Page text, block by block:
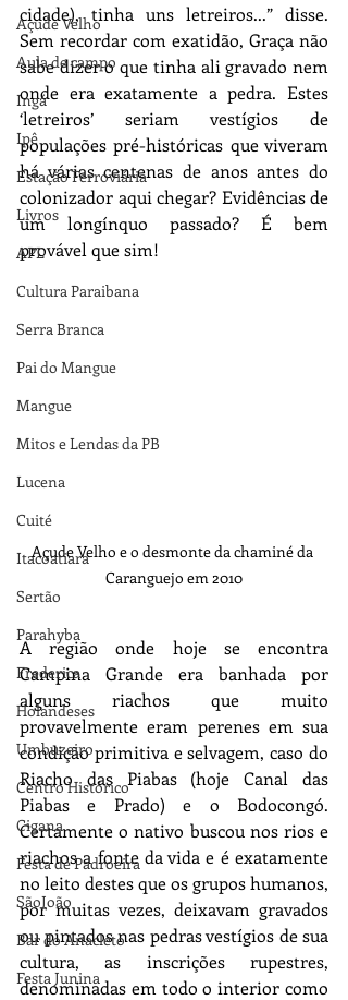
Açude Velho
Aula de campo
Ingá
Ipê
Estação Ferroviária
Livros
APL
Cultura Paraibana
Serra Branca
Pai do Mangue
Mangue
Mitos e Lendas da PB
Lucena
Cuité
Itacoatiara
Sertão
Parahyba
Frederica
Holandeses
Umbuzeiro
Centro Histórico
Cigana
Festa de Padroeira
SãoJoão
Bar do Anacleto
Festa Junina
cidade), tinha uns letreiros...” disse.
Sem recordar com exatidão, Graça não
sabe dizer o que tinha ali gravado nem
onde era exatamente a pedra. Estes
‘letreiros’ seriam vestígios de
populações pré-históricas que viveram
há várias centenas de anos antes do
colonizador aqui chegar? Evidências de
um longínquo passado? É bem
provável que sim!
Açude Velho e o desmonte da chaminé da
Caranguejo em 2010
A região onde hoje se encontra
Campina Grande era banhada por
alguns riachos que muito
provavelmente eram perenes em sua
condição primitiva e selvagem, caso do
Riacho das Piabas (hoje Canal das
Piabas e Prado) e o Bodocongó.
Certamente o nativo buscou nos rios e
riachos a fonte da vida e é exatamente
no leito destes que os grupos humanos,
por muitas vezes, deixavam gravados
ou pintados nas pedras vestígios de sua
cultura, as inscrições rupestres,
denominadas em todo o interior como